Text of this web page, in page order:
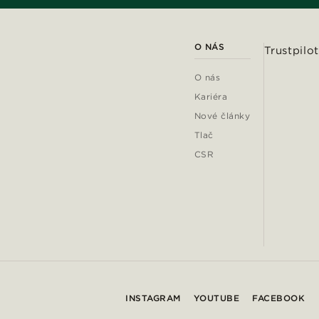
O NÁS
O nás
Kariéra
Nové články
Tlač
CSR
Trustpilot
INSTAGRAM YOUTUBE FACEBOOK